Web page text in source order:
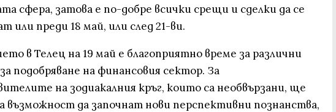
сфера, затова е по-добре всички срещи и сделки да се
или преди 18 май, или след 21-ви.
в Телец на 19 май е благоприятно време за различни
подобряване на финансовия сектор. За
на зодиакалния кръг, които са необвързани, ще
възможност да започнат нови перспективни познанства,